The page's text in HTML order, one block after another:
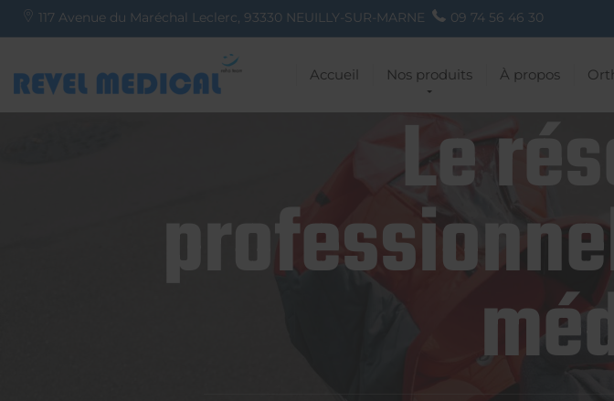
117 Avenue du Maréchal Leclerc, 93330 NEUILLY-SUR-MARNE 09 74 56 46 30
Accueil Nos produits À propos
Le